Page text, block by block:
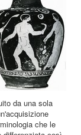
da una sola
che le